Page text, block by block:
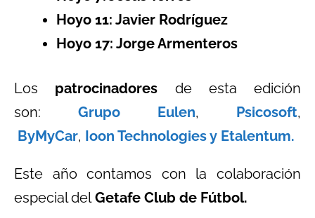
Hoyo 11: Javier Rodríguez
Hoyo 17: Jorge Armenteros
Los patrocinadores de esta edición
son: Grupo Eulen, Psicosoft,
ByMyCar, Ioon Technologies y Etalentum.
Este año contamos con la colaboración
especial delGetafe Club de Fútbol.